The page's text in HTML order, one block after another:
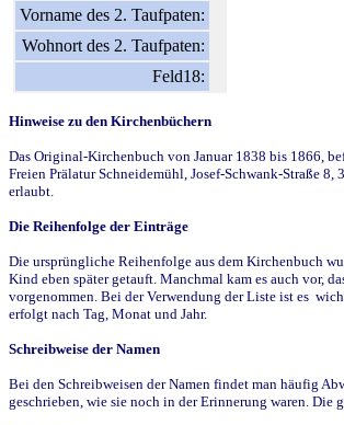
Vorname des 2. Taufpaten:
Wohnort des 2. Taufpaten:
Feld18:
Hinweise zu den Kirchenbüchern
Das Original-Kirchenbuch von Januar 1838 bis 1866,
Freien Prälatur Schneidemühl, Josef-Schwank-Straße
erlaubt.
Die Reihenfolge der Einträge
Die ursprüngliche Reihenfolge aus dem Kirchenbuch
Kind eben später getauft. Manchmal kam es auch vor,
vorgenommen. Bei der Verwendung der Liste ist es
erfolgt nach Tag, Monat und Jahr.
Schreibweise der Namen
Bei den Schreibweisen der Namen findet man häufig
geschrieben, wie sie noch in der Erinnerung waren. Die